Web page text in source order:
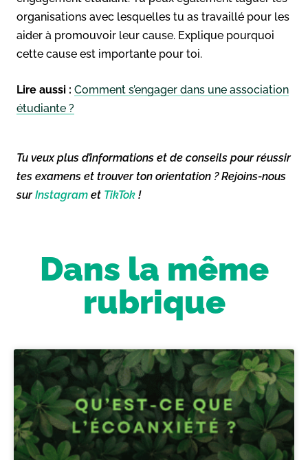
organisations avec lesquelles tu as travaillé pour les
aider à promouvoir leur cause. Explique pourquoi
cette cause est importante pour toi.
Lire aussi : Comment s’engager dans une association
étudiante ?
Tu veux plus d’informations et de conseils pour réussir
tes examens et trouver ton orientation ? Rejoins-nous
surInstagram et TikTok !
Dans la même
rubrique